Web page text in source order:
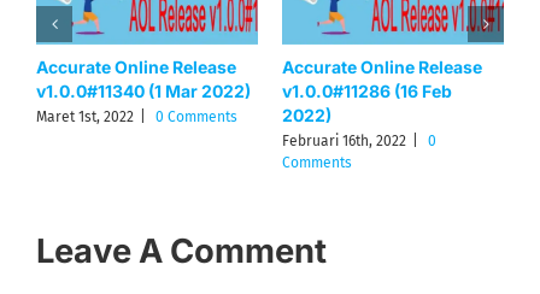
Accurate Online Release
v1.0.0#11286 (16 Feb
2022)
Accurate Online Release
v1.0.0#10943 (04 Dec
2021)
Desember 4th, 2021
Comments
Leave A Comment